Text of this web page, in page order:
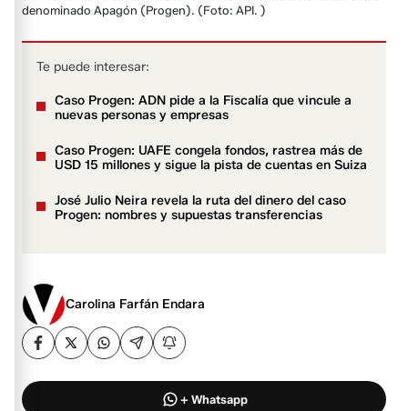
denominado Apagón (Progen). (Foto: API. )
Te puede interesar:
Caso Progen: ADN pide a la Fiscalía que vincule a
nuevas personas y empresas
Caso Progen: UAFE congela fondos, rastrea más de
USD 15 millones y sigue la pista de cuentas en Suiza
José Julio Neira revela la ruta del dinero del caso
Progen: nombres y supuestas transferencias
Carolina Farfán Endara
+ Whatsapp